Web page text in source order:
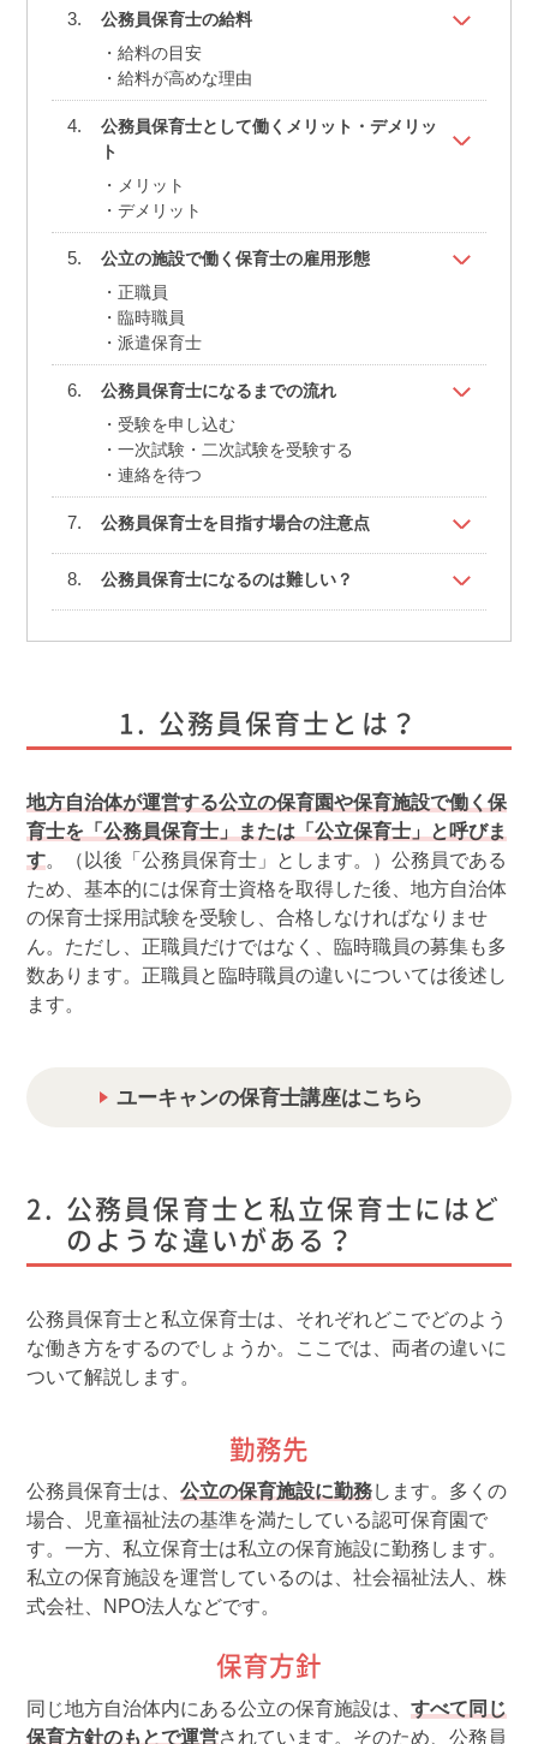
公務員保育士の給料
給料の目安
給料が高めな理由
公務員保育士として働くメリット・デメリッ
ト
メリット
デメリット
公立の施設で働く保育士の雇用形態
正職員
臨時職員
派遣保育士
公務員保育士になるまでの流れ
受験を申し込む
一次試験・二次試験を受験する
連絡を待つ
公務員保育士を目指す場合の注意点
公務員保育士になるのは難しい？
公務員保育士とは？
地方自治体が運営する公立の保育園や保育施設で働く保
育士を「公務員保育士」または「公立保育士」と呼びま
す。（以後「公務員保育士」とします。）公務員である
ため、基本的には保育士資格を取得した後、地方自治体
の保育士採用試験を受験し、合格しなければなりませ
ん。ただし、正職員だけではなく、臨時職員の募集も多
数あります。正職員と臨時職員の違いについては後述し
ます。
ユーキャンの保育士講座はこちら
公務員保育士と私立保育士にはど
のような違いがある？
公務員保育士と私立保育士は、それぞれどこでどのよう
な働き方をするのでしょうか。ここでは、両者の違いに
ついて解説します。
勤務先
公務員保育士は、 公立の保育施設に勤務します。多くの
場合、児童福祉法の基準を満たしている認可保育園で
す。一方、私立保育士は私立の保育施設に勤務します。
私立の保育施設を運営しているのは、社会福祉法人、株
式会社、NPO法人などです。
保育方針
同じ地方自治体内にある公立の保育施設は、 すべて同じ
保育方針のもとで運営されています。そのため、公務員